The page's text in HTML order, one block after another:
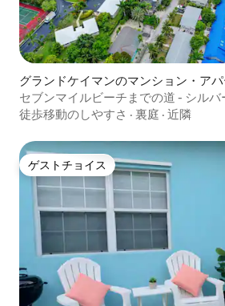
グランドケイマンのマンション・アパ
セブンマイルビーチまでの道 - シルバ
徒歩移動のしやすさ · 裏庭 · 近隣
ゲストチョイス
ゲストチョイス